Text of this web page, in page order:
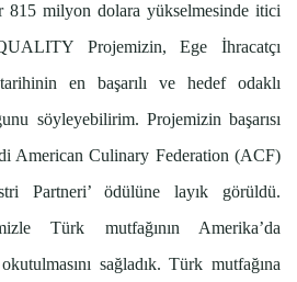
milyon dolara yükselmesinde itici
Projemizin, Ege İhracatçı
en başarılı ve hedef odaklı
söyleyebilirim. Projemizin başarısı
American Culinary Federation (ACF)
Partneri’ ödülüne layık görüldü.
Türk mutfağının Amerika’da
sağladık. Türk mutfağına